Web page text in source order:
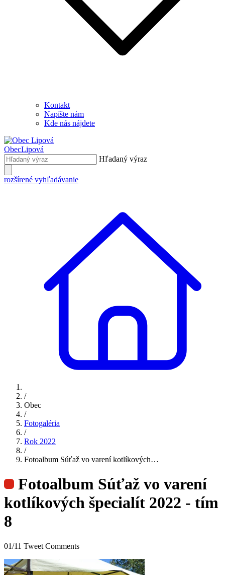
Kontakt
Napíšte nám
Kde nás nájdete
ObecLipová
Hľadaný výraz
rozšírené vyhľadávanie
/
Obec
/
Fotogaléria
/
Rok 2022
/
Fotoalbum Súťaž vo varení kotlíkových…
Fotoalbum Súťaž vo varení
kotlíkových špecialít 2022 - tím
8
01/11 Tweet Comments